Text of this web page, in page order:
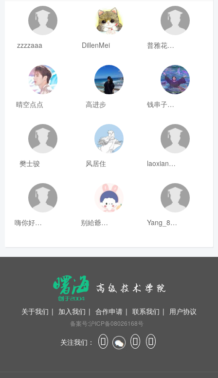
zzzzaaa DillenMei 普雅花qya
晴空点点 高进步 钱串子123
樊士骏 风居住 laoxianrou
嗨你好8mm 别給爺装纯 Yang_811
关于我们 | 加入我们 | 合作申请 | 联系我们 | 用户协议
备案号:沪ICP备08026168号
关注我们：